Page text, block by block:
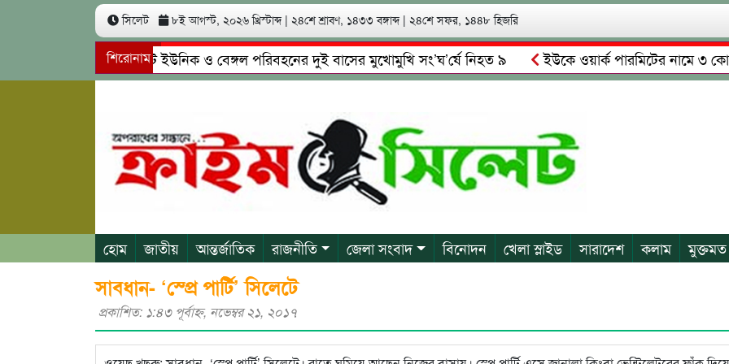
সিলেট ৮ই আগস্ট, ২০২৬ খ্রিস্টাব্দ | ২৪শে শ্রাবণ, ১৪৩৩ বঙ্গাব্দ | ২৪শে সফর, ১৪৪৮ হিজরি
শিরোনাম
সিলেটে ইউনিক ও বেঙ্গল পরিবহনের দুই বাসের মুখোমুখি সং’ঘ’র্ষে নিহত ৯ ইউকে ওয়ার্ক পারমিটের নামে ৩ কোটি ৬০
গোয়াইনঘাটে প্রেমের ফাঁদে তরুণী পাচার: মাদকাসক্ত রিমালকে গ্রেপ্তারের দাবি স্থানীয়দের
গোয়াইনঘাটে আলিম
হোম জাতীয় আন্তর্জাতিক রাজনীতি জেলা সংবাদ বিনোদন খেলা স্লাইড সারাদেশ কলাম মুক্তমত
সাবধান- ‘স্প্রে পার্টি’ সিলেটে
প্রকাশিত: ১:৪৩ পূর্বাহ্ণ, নভেম্বর ২১, ২০১৭